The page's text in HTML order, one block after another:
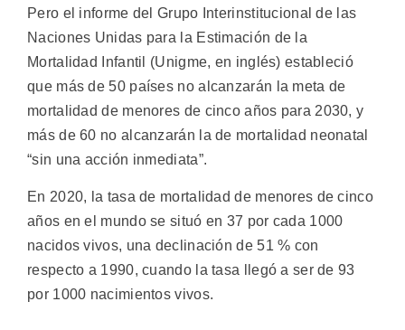
Pero el informe del Grupo Interinstitucional de las
Naciones Unidas para la Estimación de la
Mortalidad Infantil (Unigme, en inglés) estableció
que más de 50 países no alcanzarán la meta de
mortalidad de menores de cinco años para 2030, y
más de 60 no alcanzarán la de mortalidad neonatal
“sin una acción inmediata”.
En 2020, la tasa de mortalidad de menores de cinco
años en el mundo se situó en 37 por cada 1000
nacidos vivos, una declinación de 51 % con
respecto a 1990, cuando la tasa llegó a ser de 93
por 1000 nacimientos vivos.